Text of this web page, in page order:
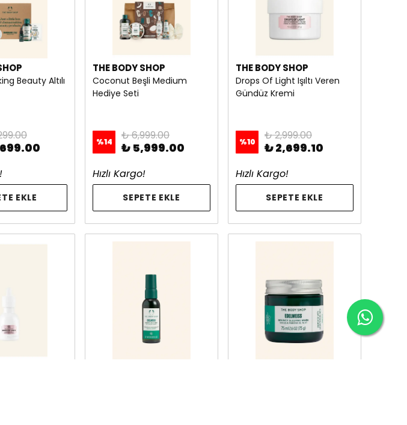
Beauty Altılı
EKLE
THE BODY SHOP
Coconut Beşli Medium
Hediye Seti
%14 ₺ 6,999.00
₺ 5,999.00
Hızlı Kargo!
SEPETE EKLE
THE BODY SHOP
Drops Of Light Işıltı Veren
Gündüz Kremi
%10 ₺ 2,999.00
₺ 2,699.10
Hızlı Kargo!
SEPETE EKLE